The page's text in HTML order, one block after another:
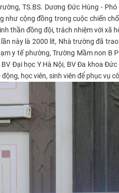
TS.BS. Dương Đức Hùng -
như cộng đồng trong cuộc chiến
thần đồng đội, trách nhiệm với xã
này là 2000 lít, Nhà trường đã
y tế phường, Trường Mầm non
Đại học Y Hà Nội, BV Đa khoa
học viên, sinh viên để phục vụ